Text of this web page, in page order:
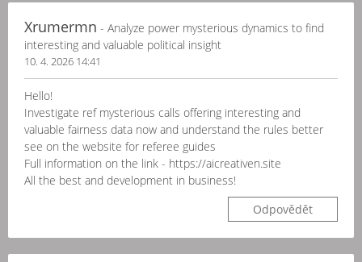
Xrumermn - Analyze power mysterious dynamics to find
interesting and valuable political insight
10. 4. 2026 14:41
Hello!
Investigate ref mysterious calls offering interesting and
valuable fairness data now and understand the rules better
see on the website for referee guides
Full information on the link - https://aicreativen.site
All the best and development in business!
Odpovědět